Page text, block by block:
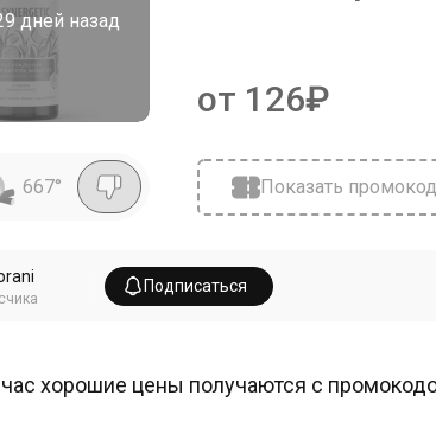
дней назад
от 126₽
667° Показать промокод
Подписаться
хорошие цены получаются с